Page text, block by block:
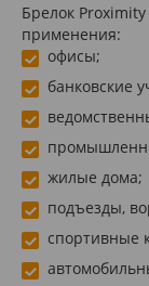
Брелок
применения:
офисы;
банковские
жилые дома;
подъезды,
спортивные